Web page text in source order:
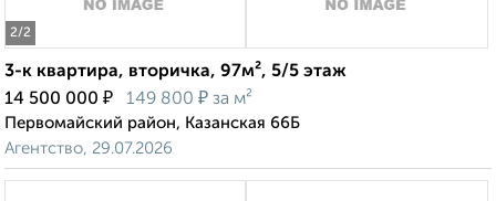
2/2
3-к квартира, вторичка, 97м², 5/5 этаж
14 500 000 ₽ 149 800 ₽ за м²
Первомайский район, Казанская 66Б
Агентство, 29.07.2026